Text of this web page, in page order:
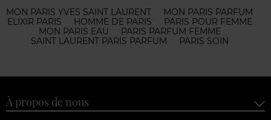
MON PARIS YVES SAINT LAURENT
MON PARIS PARFUM
ELIXIR PARIS
HOMME DE PARIS
PARIS POUR FEMME
MON PARIS EAU
PARIS PARFUM FEMME
SAINT LAURENT PARIS PARFUM
PARIS SOIN
À propos de nous